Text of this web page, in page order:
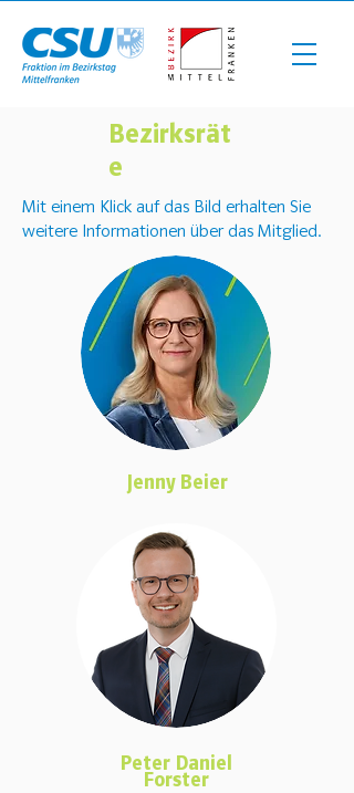
Bezirksrät
e
Mit einem Klick auf das Bild erhalten Sie
weitere Informationen über das Mitglied.
Jenny Beier
Peter Daniel
Forster